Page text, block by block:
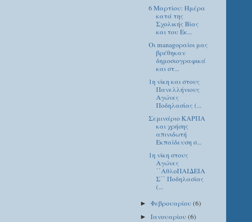
6 Μαρτίου: Ημέρα
κατά της
Σχολικής Βίας
και του Εκ...
Οι managοραίοι μας
βρέθηκαν
δημοσιογραφικά
και στ...
1η νίκη και στους
Πανελλήνιους
Αγώνες
Ποδηλασίας (...
Σεμινάριο ΚΑΡΠΑ
και χρήσης
απινιδωτή
Εκπαίδευση σ...
1η νίκη στους
Αγώνες
΄΄ΑθλοΠΑΙΔΕΙΑ
Σ΄΄ Ποδηλασίας
(...
►Φεβρουαρίου(6)
►Ιανουαρίου(6)